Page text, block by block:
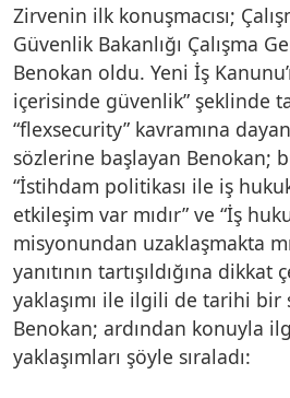
Zirvenin ilk konuşmacısı;
Güvenlik Bakanlığı Çalışma
Benokan oldu. Yeni İş
içerisinde güvenlik” şeklinde
“flexsecurity” kavramına
sözlerine başlayan Benokan;
“İstihdam politikası ile iş
etkileşim var mıdır” ve “İş
misyonundan uzaklaşmakta
yanıtının tartışıldığına
yaklaşımı ile ilgili de tarihi bir
Benokan; ardından konuyla
yaklaşımları şöyle sıraladı: